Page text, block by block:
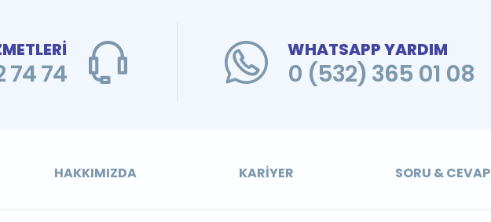
74
WHATSAPP YARDIM
0 (532) 365 01 08
HAKKIMIZDA KARIYER SORU & CEVAP